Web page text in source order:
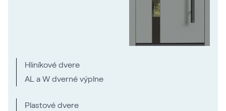
Hliníkové dvere
AL a W dverné výplne
Plastové dvere